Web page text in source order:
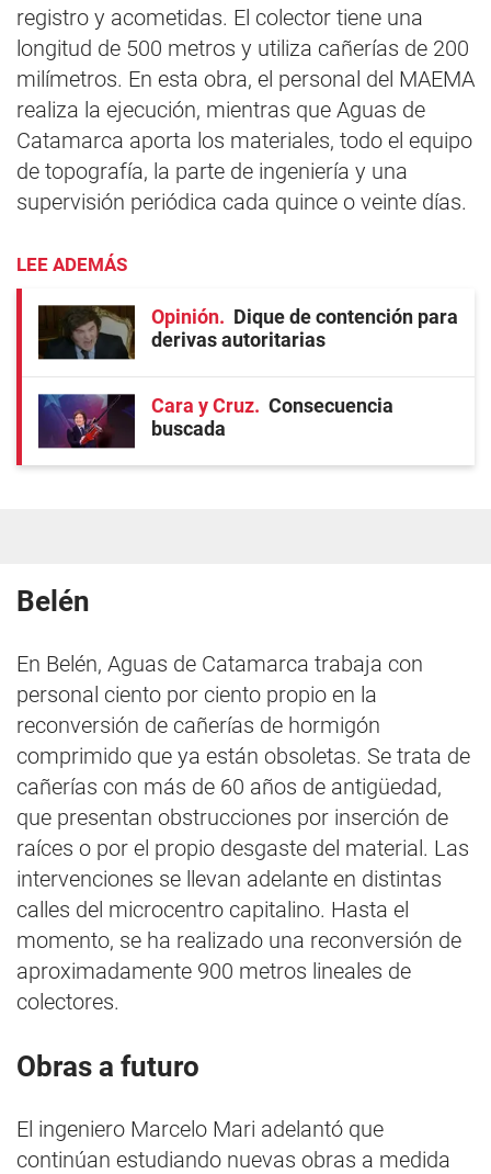
registro y acometidas. El colector tiene una
longitud de 500 metros y utiliza cañerías de 200
milímetros. En esta obra, el personal del MAEMA
realiza la ejecución, mientras que Aguas de
Catamarca aporta los materiales, todo el equipo
de topografía, la parte de ingeniería y una
supervisión periódica cada quince o veinte días.
LEE ADEMÁS
Opinión
Dique de contención para
derivas autoritarias
Cara y Cruz
Consecuencia
buscada
Belén
En Belén, Aguas de Catamarca trabaja con
personal ciento por ciento propio en la
reconversión de cañerías de hormigón
comprimido que ya están obsoletas. Se trata de
cañerías con más de 60 años de antigüedad,
que presentan obstrucciones por inserción de
raíces o por el propio desgaste del material. Las
intervenciones se llevan adelante en distintas
calles del microcentro capitalino. Hasta el
momento, se ha realizado una reconversión de
aproximadamente 900 metros lineales de
colectores.
Obras a futuro
El ingeniero Marcelo Mari adelantó que
continúan estudiando nuevas obras a medida